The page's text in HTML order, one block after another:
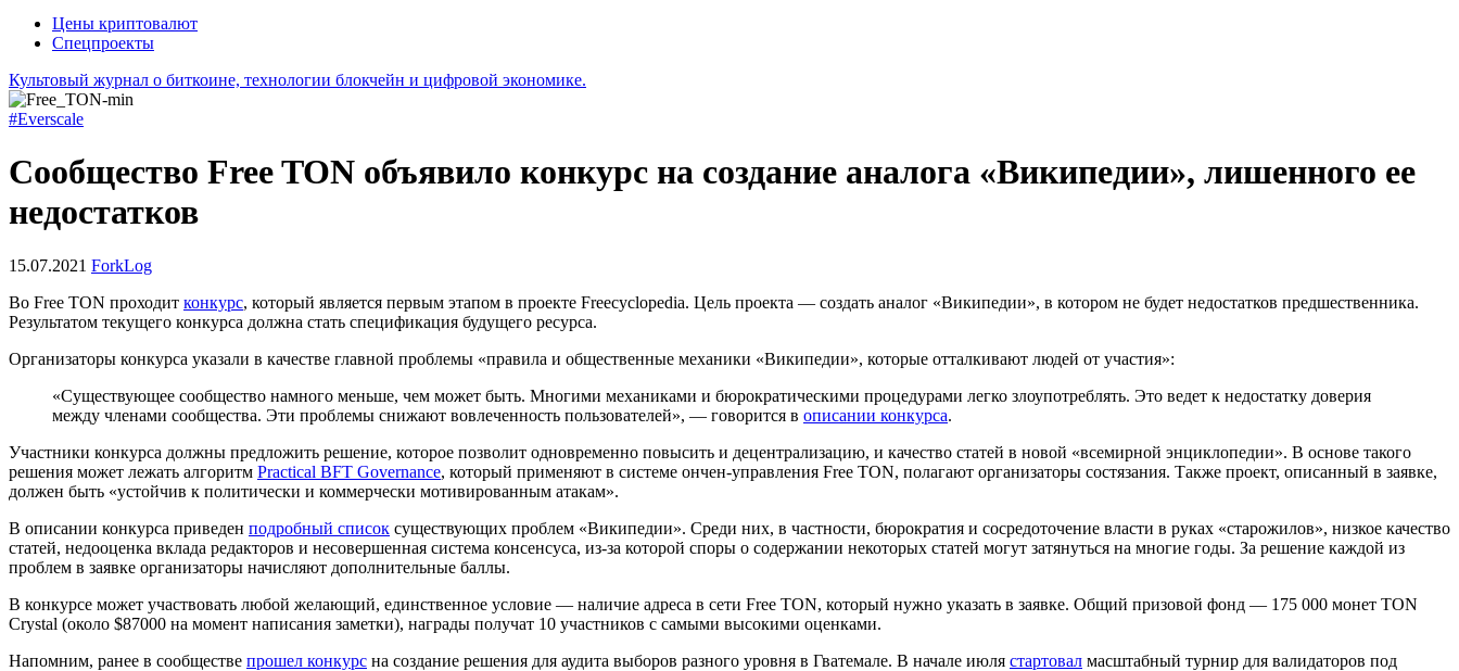
Цены криптовалют
Спецпроекты
Культовый журнал о биткоине, технологии блокчейн и цифровой экономике.
#Everscale
Сообщество Free TON объявило конкурс на создание аналога «Википедии», лишенного ее
недостатков
15.07.2021 ForkLog
Во Free TON проходит конкурс, который является первым этапом в проекте Freecyclopedia. Цель проекта — создать аналог «Википедии», в котором не будет недостатков предшественника.
Результатом текущего конкурса должна стать спецификация будущего ресурса.
Организаторы конкурса указали в качестве главной проблемы «правила и общественные механики «Википедии», которые отталкивают людей от участия»:
«Существующее сообщество намного меньше, чем может быть. Многими механиками и бюрократическими процедурами легко злоупотреблять. Это ведет к недостатку доверия
между членами сообщества. Эти проблемы снижают вовлеченность пользователей», — говорится в описании конкурса.
Участники конкурса должны предложить решение, которое позволит одновременно повысить и децентрализацию, и качество статей в новой «всемирной энциклопедии». В основе такого
решения может лежать алгоритм Practical BFT Governance, который применяют в системе ончен-управления Free TON, полагают организаторы состязания. Также проект, описанный в заявке,
должен быть «устойчив к политически и коммерчески мотивированным атакам».
В описании конкурса приведен подробный список существующих проблем «Википедии». Среди них, в частности, бюрократия и сосредоточение власти в руках «старожилов», низкое качество
статей, недооценка вклада редакторов и несовершенная система консенсуса, из-за которой споры о содержании некоторых статей могут затянуться на многие годы. За решение каждой из
проблем в заявке организаторы начисляют дополнительные баллы.
В конкурсе может участвовать любой желающий, единственное условие — наличие адреса в сети Free TON, который нужно указать в заявке. Общий призовой фонд — 175 000 монет TON
Crystal (около $87000 на момент написания заметки), награды получат 10 участников с самыми высокими оценками.
Напомним, ранее в сообществе прошел конкурс на создание решения для аудита выборов разного уровня в Гватемале. В начале июля стартовал масштабный турнир для валидаторов под